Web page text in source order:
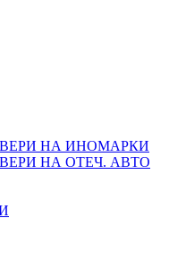
НА ИНОМАРКИ
НА ОТЕЧ. АВТО